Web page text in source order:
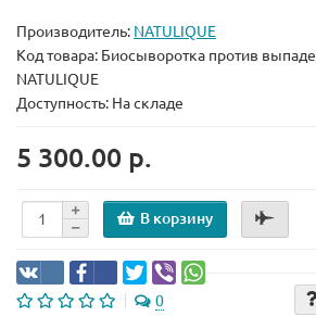
Производитель: NATULIQUE
Код товара: Биосыворотка против
NATULIQUE
Доступность: На складе
5 300.00 р.
В корзину
0